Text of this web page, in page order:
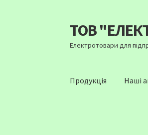
Перейти
до
навігації
Перейти
до
вмісту
ТОВ
Електротовари для
Продукція Наші